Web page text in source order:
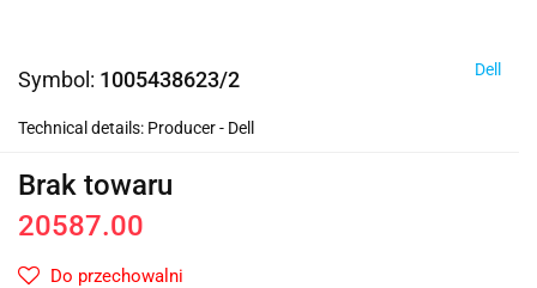
Symbol: 1005438623/2 Dell
Technical details: Producer - Dell
Brak towaru
20587.00
Do przechowalni